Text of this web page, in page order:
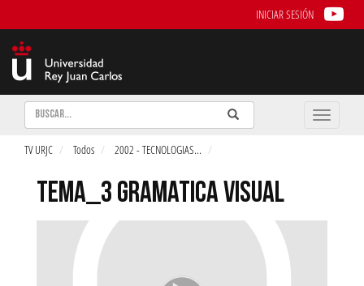
INICIAR SESIÓN
Buscar Enviar
Buscar
Toggle
TV URJC Todos 2002 - TECNOLOGIAS...
TEMA_3 GRAMATICA VISUAL